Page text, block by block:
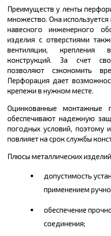
Преимуществ у ленты
множество. Она
навесного инженерного
изделия с отверстиями
вентиляции,
конструкций. За счет
позволяют сэкономить
Перфорация дает
крепежи в нужном месте.
Оцинкованные монтажные
обеспечивают надежную
погодных условий, поэтому
повлияет на срок службы
Плюсы металлических
допустимость
применением
обеспечение
соединения;